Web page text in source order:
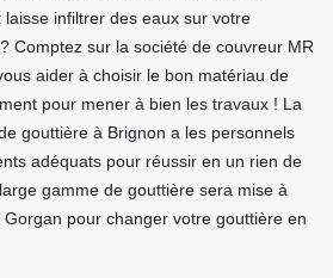
laisse infiltrer des eaux sur votre
Comptez sur la société de couvreur MR
aider à choisir le bon matériau de
pour mener à bien les travaux ! La
gouttière à Brignon a les personnels
adéquats pour réussir en un rien de
gamme de gouttière sera mise à
pour changer votre gouttière en